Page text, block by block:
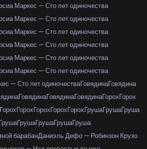
Маркес — Сто лет одиночества
Маркес — Сто лет одиночества
Маркес — Сто лет одиночества
Маркес — Сто лет одиночества
Маркес — Сто лет одиночества
Маркес — Сто лет одиночества
— Сто лет одиночестваГовядинаГовядина
ГовядинаГовядинаГовядинаГорохГорох
ГорохГорохГорохГорохГорохГрушаГрушаГруша
ГрушаГрушаГрушаГруша
барабанДаниэль Дефо — Робинзон Крузо